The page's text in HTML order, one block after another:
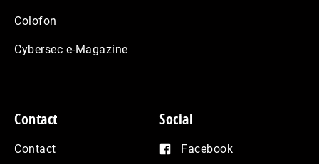
Colofon
Cybersec e-Magazine
Contact
Contact
Social
Facebook